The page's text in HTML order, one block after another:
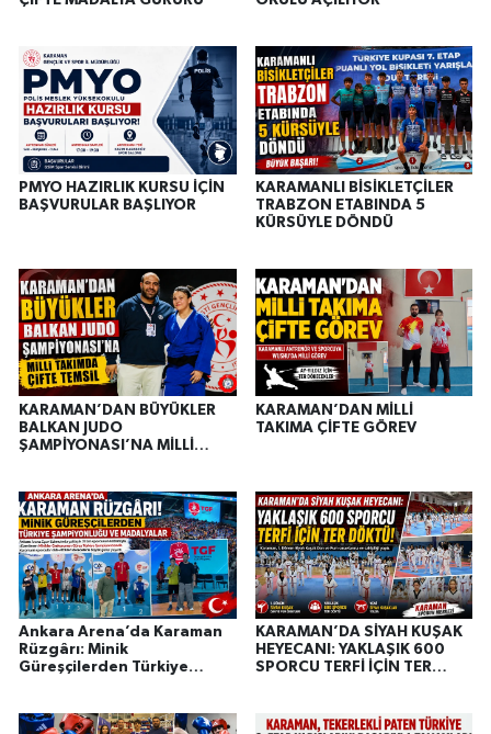
PMYO HAZIRLIK KURSU İÇİN
BAŞVURULAR BAŞLIYOR
KARAMANLI BİSİKLETÇİLER
TRABZON ETABINDA 5
KÜRSÜYLE DÖNDÜ
KARAMAN’DAN BÜYÜKLER
BALKAN JUDO
ŞAMPİYONASI’NA MİLLİ
KARAMAN’DAN MİLLİ
TAKIMA ÇİFTE GÖREV
Ankara Arena’da Karaman
Rüzgârı: Minik
Güreşçilerden Türkiye
KARAMAN’DA SİYAH KUŞAK
HEYECANI: YAKLAŞIK 600
SPORCU TERFİ İÇİN TER